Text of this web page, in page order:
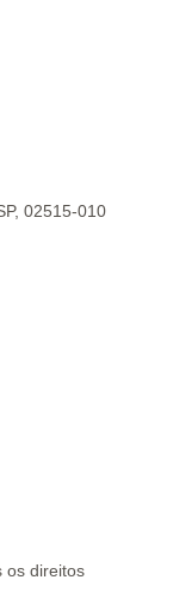
02515-010
os direitos